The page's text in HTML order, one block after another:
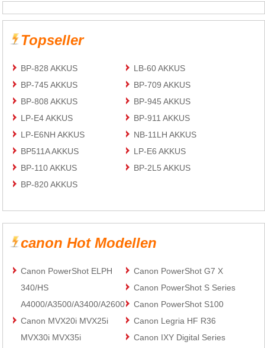
Topseller
BP-828 AKKUS
LB-60 AKKUS
BP-745 AKKUS
BP-709 AKKUS
BP-808 AKKUS
BP-945 AKKUS
LP-E4 AKKUS
BP-911 AKKUS
LP-E6NH AKKUS
NB-11LH AKKUS
BP511A AKKUS
LP-E6 AKKUS
BP-110 AKKUS
BP-2L5 AKKUS
BP-820 AKKUS
canon Hot Modellen
Canon PowerShot ELPH
340/HS
A4000/A3500/A3400/A2600
Canon PowerShot G7 X
Canon PowerShot S Series
Canon PowerShot S100
Canon MVX20i MVX25i
MVX30i MVX35i
Canon Legria HF R36
Canon IXY Digital Series